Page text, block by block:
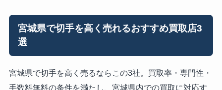
宮城県で切手を高く売れるおすすめ買取店3
選
宮城県で切手を高く売るならこの3社。買取率・専門性・
手数料無料の条件を満たし、宮城県内での買取に対応す